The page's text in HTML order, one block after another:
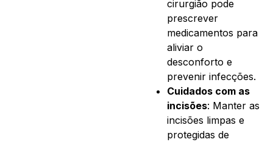
cirurgião pode
prescrever
medicamentos para
aliviar o
desconforto e
prevenir infecções.
Cuidados com as
incisões: Manter as
incisões limpas e
protegidas de